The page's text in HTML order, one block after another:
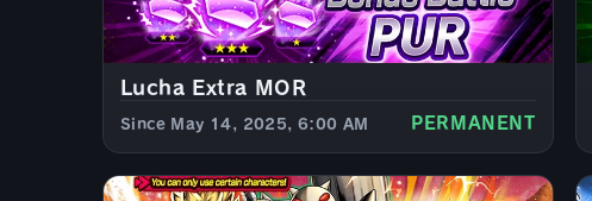
Lucha Extra MOR
Since May 14, 2025, 6:00 AM PERMANENT